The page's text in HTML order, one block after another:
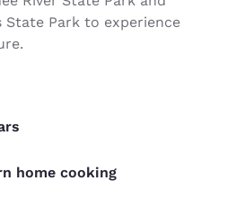
State Park to experience
home cooking